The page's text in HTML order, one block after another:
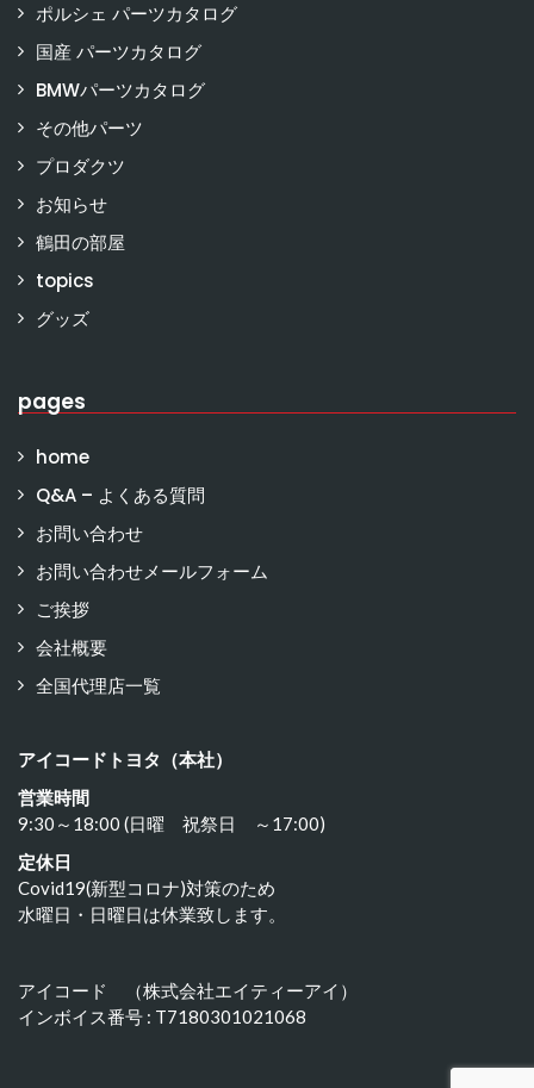
ポルシェ パーツカタログ
国産 パーツカタログ
BMWパーツカタログ
その他パーツ
プロダクツ
お知らせ
鶴田の部屋
topics
グッズ
pages
home
Q&A – よくある質問
お問い合わせ
お問い合わせメールフォーム
ご挨拶
会社概要
全国代理店一覧
アイコードトヨタ（本社）
営業時間
9:30～18:00 (日曜 祝祭日 ～17:00)
定休日
Covid19(新型コロナ)対策のため
水曜日・日曜日は休業致します。
アイコード （株式会社エイティーアイ）
インボイス番号 : T7180301021068